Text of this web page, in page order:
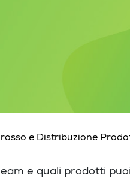
e Distribuzione
e quali prodotti